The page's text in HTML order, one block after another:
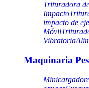
Trituradora
Impacto
impacto de
Móvil
Vibratoria
Maquinaria